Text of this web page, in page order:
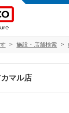
施設・店舗検索
マル店